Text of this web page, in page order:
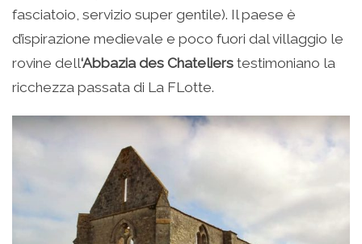
fasciatoio, servizio super gentile). Il paese è
d’ispirazione medievale e poco fuori dal villaggio le
rovine dell‘Abbazia des Chateliers testimoniano la
ricchezza passata di La FLotte.